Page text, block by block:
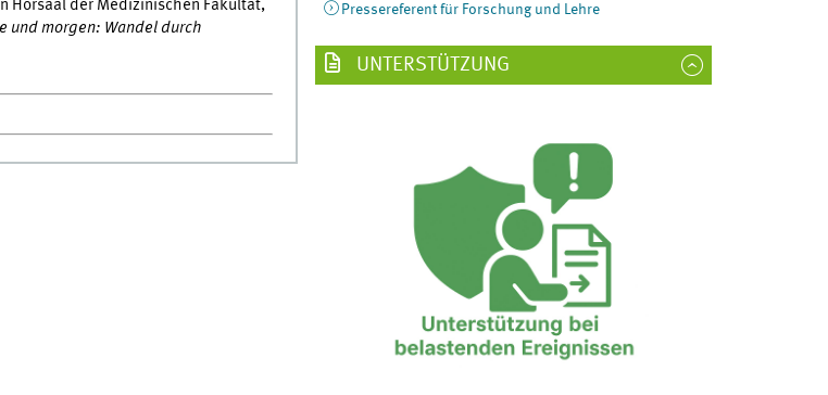
Hörsaal der Medizinischen Fakultät,
und morgen: Wandel durch
Pressereferent für Forschung und Lehre
UNTERSTÜTZUNG